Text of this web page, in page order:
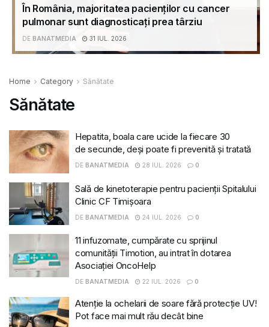
În România, majoritatea pacienților cu cancer
pulmonar sunt diagnosticați prea târziu
DE BANATMEDIA 31 IUL. 2026
Home Category Sănătate
Sănătate
Hepatita, boala care ucide la fiecare 30
de secunde, deși poate fi prevenită și tratată
DE BANATMEDIA 28 IUL. 2026 0
Sală de kinetoterapie pentru pacienții Spitalului
Clinic CF Timișoara
DE BANATMEDIA 24 IUL. 2026 0
11 infuzomate, cumpărate cu sprijinul
comunității Timotion, au intrat în dotarea
Asociației OncoHelp
DE BANATMEDIA 22 IUL. 2026 0
Atenție la ochelarii de soare fără protecție UV!
Pot face mai mult rău decât bine